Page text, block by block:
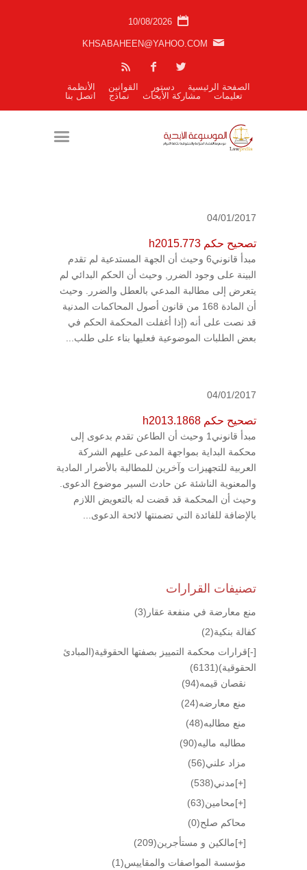
10/08/2026
KHSABAHEEN@YAHOO.COM
الصفحة الرئيسية دستور القوانين
الأنظمة
تعليمات
مشاركة الأبحاث نماذج اتصل بنا
04/01/2017
تصحيح حكم h2015.773
مبدأ قانوني6 وحيث أن الجهة المستدعية لم تقدم
البينة على وجود الضرر, وحيث أن الحكم البدائي لم
يتعرض إلى مطالبة المدعي بالعطل والضرر. وحيث
أن المادة 168 من قانون أصول المحاكمات المدنية
قد نصت على أنه (إذا أغفلت المحكمة الحكم في
بعض الطلبات الموضوعية فعليها بناء على طلب...
04/01/2017
تصحيح حكم h2013.1868
مبدأ قانوني1 وحيث أن الطاعن تقدم بدعوى إلى
محكمة البداية بمواجهة المدعى عليهم الشركة
العربية للتجهيزات وآخرين للمطالبة بالأضرار المادية
والمعنوية الناشئة عن حادث السير موضوع الدعوى.
وحيث أن المحكمة قد قضت له بالتعويض اللازم
بالإضافة للفائدة التي تضمنتها لائحة الدعوى...
تصنيفات القرارات
منع معارضة في منفعة عقار (3)
كفالة بنكية(2)
[-]قرارات محكمة التمييز بصفتها الحقوقية(المبادئ
الحقوقية)(6131)
نقصان قيمه(94)
منع معارضه(24)
منع مطالبه(48)
مطالبه ماليه(90)
مزاد علني(56)
[+]مدني(538)
[+]محامين(63)
محاكم صلح(0)
[+]مالكين و مستأجرين(209)
مؤسسة المواصفات والمقاييس(1)